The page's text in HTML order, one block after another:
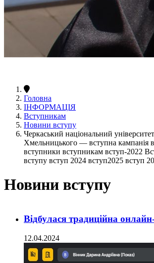
Головна
ІНФОРМАЦІЯ
Вступникам
Новини вступу
Черкаський національний
Хмельницького — вступна кампанія
вступники вступникам вступ-2022
вступу вступ 2024 вступ2025 вступ
Новини вступу
Відбулася традиційна
12.04.2024